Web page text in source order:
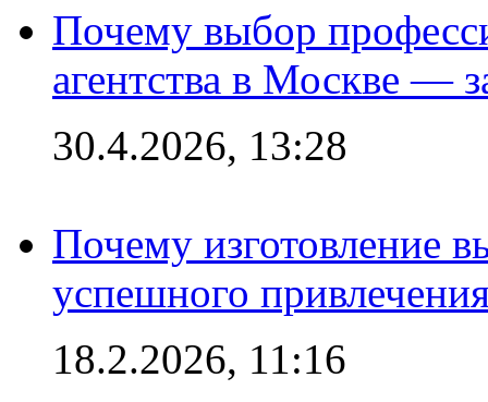
Почему выбор
агентства в Москве —
30.4.2026, 13:28
Почему изготовление
успешного
18.2.2026, 11:16